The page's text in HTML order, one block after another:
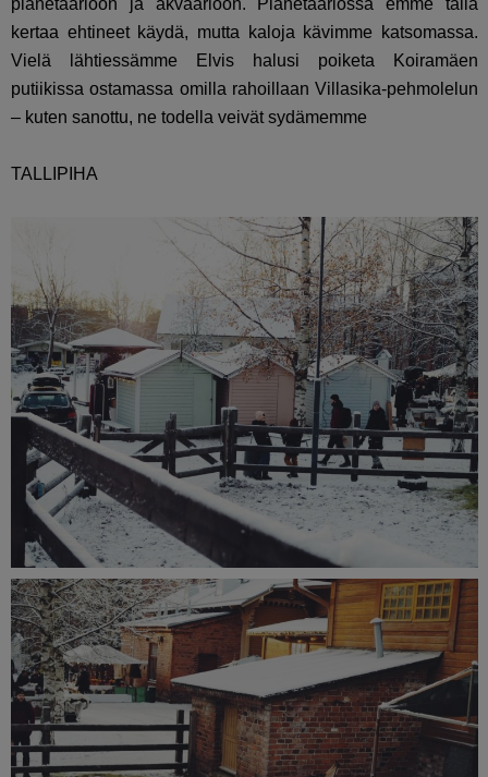
planetaarioon ja akvaarioon. Planetaariossa emme tällä
kertaa ehtineet käydä, mutta kaloja kävimme katsomassa.
Vielä lähtiessämme Elvis halusi poiketa Koiramäen
putiikissa ostamassa omilla rahoillaan Villasika-pehmolelun
– kuten sanottu, ne todella veivät sydämemme
TALLIPIHA